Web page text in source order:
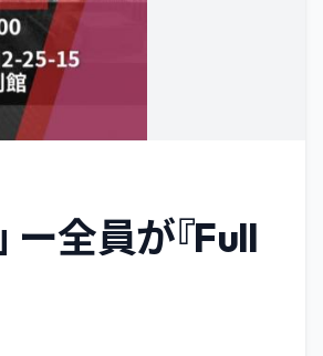
ー全員が『Full